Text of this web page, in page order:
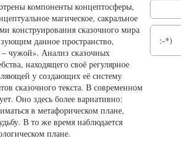
компоненты концептосферы,
магическое, сакральное
конструирования сказочного мира
данное пространство,
– чужой». Анализ сказочных
находящего своё регулярное
у создающих её систему
сказочного текста. В современном
Оно здесь более вариативно:
в метафорическом плане,
В то же время наблюдается
плане.
:-*)